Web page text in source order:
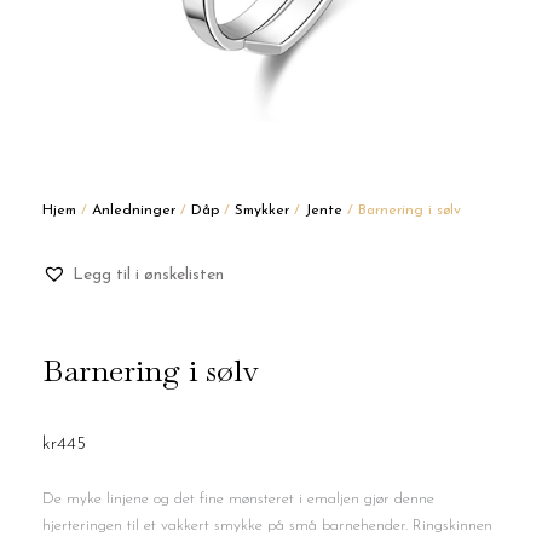
Hjem / Anledninger / Dåp / Smykker / Jente / Barnering i sølv
Legg til i ønskelisten
Barnering i sølv
kr445
De myke linjene og det fine mønsteret i emaljen gjør denne
hjerteringen til et vakkert smykke på små barnehender. Ringskinnen